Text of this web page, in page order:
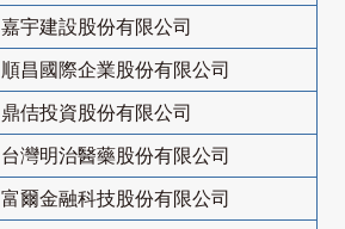
嘉宇建設股份有限公司
順昌國際企業股份有限公司
鼎佶投資股份有限公司
台灣明治醫藥股份有限公司
富爾金融科技股份有限公司